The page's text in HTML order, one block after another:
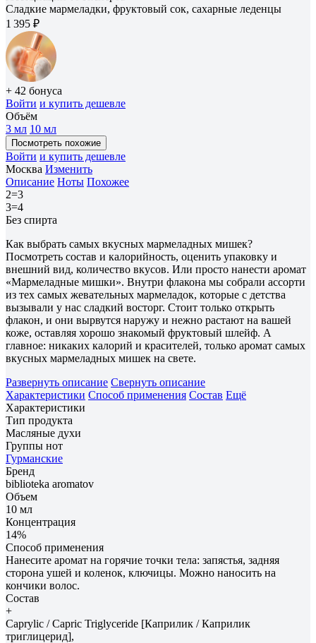
Сладкие мармеладки, фруктовый сок, сахарные леденцы
1 395 ₽
+ 42 бонуса
Войти и купить дешевле
Объём
3 мл 10 мл
Посмотреть похожие
Войти и купить дешевле
Москва Изменить
Описание Ноты Похожее
2=3
3=4
Без спирта
Как выбрать самых вкусных мармеладных мишек?
Посмотреть состав и калорийность, оценить упаковку и
внешний вид, количество вкусов. Или просто нанести аромат
«Мармеладные мишки». Внутри флакона мы собрали ассорти
из тех самых жевательных мармеладок, которые с детства
вызывали у нас сладкий восторг. Стоит только открыть
флакон, и они вырвутся наружу и нежно растают на вашей
коже, оставляя хорошо знакомый фруктовый шлейф. А
главное: никаких калорий и красителей, только аромат самых
вкусных мармеладных мишек на свете.
Развернуть описание Свернуть описание
Характеристики Способ применения Состав Ещё
Характеристики
Тип продукта
Масляные духи
Группы нот
Гурманские
Бренд
biblioteka aromatov
Объем
10 мл
Концентрация
14%
Способ применения
Нанесите аромат на горячие точки тела: запястья, задняя
сторона ушей и коленок, ключицы. Можно наносить на
кончики волос.
Состав
+
Caprylic / Capric Triglyceride [Каприлик / Каприлик
триглицерид],